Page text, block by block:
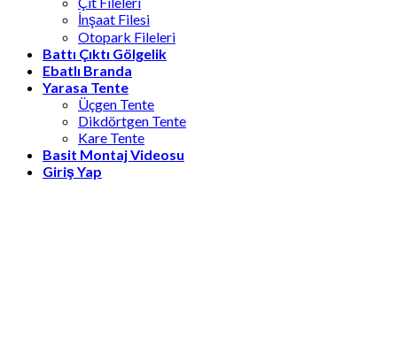
İnşaat Filesi
Otopark Fileleri
Battı Çıktı Gölgelik
Ebatlı Branda
Yarasa Tente
Üçgen Tente
Dikdörtgen Tente
Kare Tente
Basit Montaj Videosu
Giriş Yap